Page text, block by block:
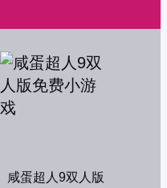
咸蛋超人9双人版